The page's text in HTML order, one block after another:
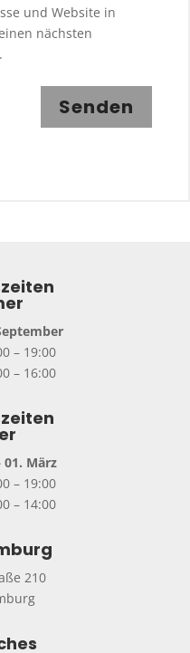
und Website in
nächsten
Senden
– 19:00
– 16:00
März
– 19:00
– 14:00
210